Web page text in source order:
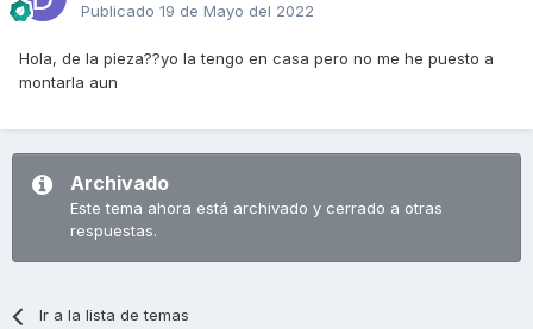
Publicado 19 de Mayo del 2022
Hola, de la pieza??yo la tengo en casa pero no me he puesto a
montarla aun
Archivado
Este tema ahora está archivado y cerrado a otras
respuestas.
Ir a la lista de temas